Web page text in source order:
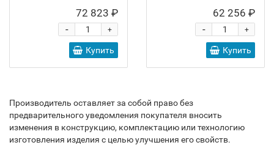
72 823 ₽
+
-
Купить
62 256 ₽
+
-
Купить
Производитель оставляет за собой право без
предварительного уведомления покупателя вносить
изменения в конструкцию, комплектацию или технологию
изготовления изделия с целью улучшения его свойств.